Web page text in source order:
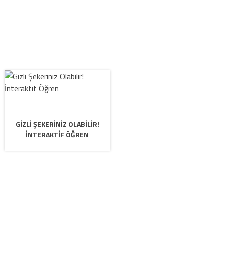
GIZLI ŞEKERINIZ OLABILIR!
İNTERAKTIF ÖĞREN